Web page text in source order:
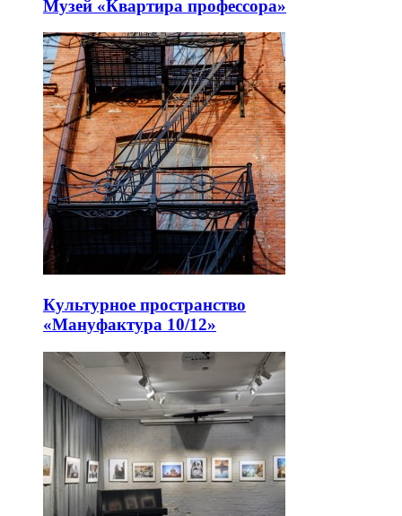
Музей «Квартира профессора»
Культурное пространство
«Мануфактура 10/12»